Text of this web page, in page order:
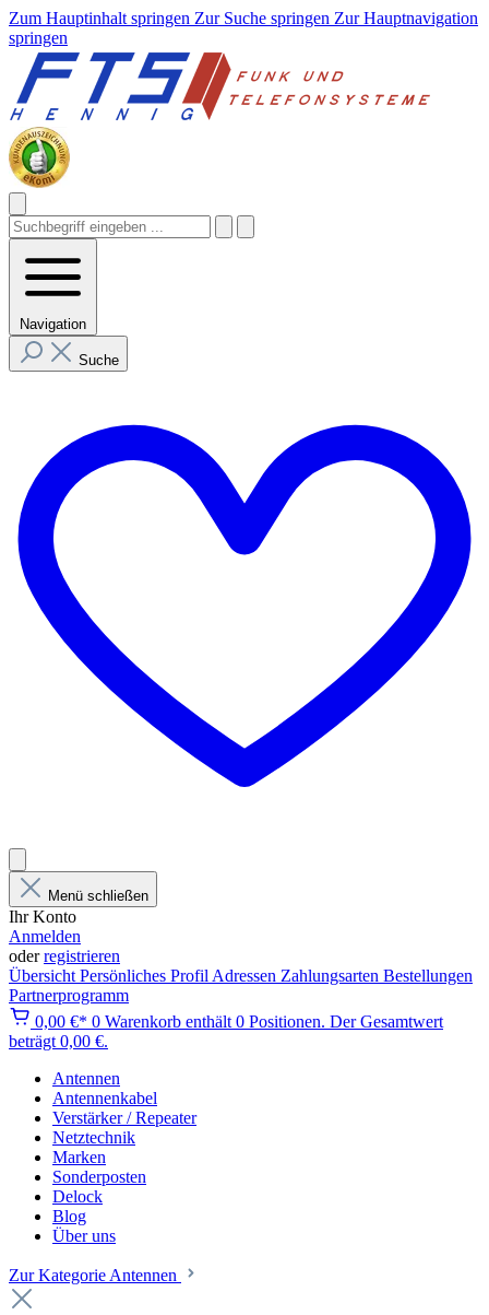
Zum Hauptinhalt springen Zur Suche springen Zur Hauptnavigation
springen
Navigation
Suche
Menü schließen
Ihr Konto
Anmelden
oderregistrieren
Übersicht Persönliches Profil Adressen Zahlungsarten Bestellungen
Partnerprogramm
0,00 €* 0 Warenkorb enthält 0 Positionen. Der Gesamtwert
beträgt 0,00 €.
Antennen
Antennenkabel
Verstärker / Repeater
Netztechnik
Marken
Sonderposten
Delock
Blog
Über uns
Zur Kategorie Antennen